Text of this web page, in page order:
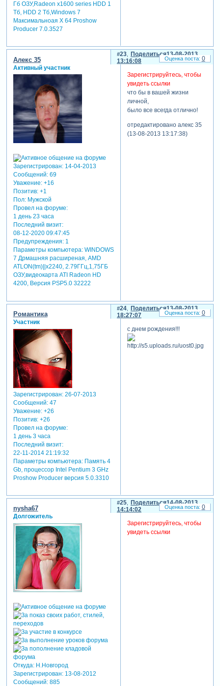
Гб ОЗУ,Radeon x1600 series HDD 1
Tб, HDD 2 Тб,Windows 7
Максимальноая X 64 Proshow
Producer 7.0.3527
Поделиться
23
13-08-2013
13:16:08
Алекс 35
Активный участник
Зарегистрирован: 14-04-2013
Сообщений:69
Уважение: +16
Позитив: +1
Пол:Мужской
Провел на форуме:
1 день 23 часа
Последний визит:
08-12-2020 09:47:45
Предупреждения:1
Параметры компьютера:WINDOWS
7 Дрмашняя расширеная, AMD
ATLON(tm)||x2240, 2.79ГГц,1,75ГБ
ОЗУ,видеокарта ATI Radeon HD
4200, Версия PSP5.0 32222
Зарегистрируйтесь, чтобы
увидеть ссылки
что бы в вашей жизни
личной,
было все всегда отлично!
отредактировано алекс 35
(13-08-2013 13:17:38)
0
Поделиться
24
13-08-2013
18:27:07
Романтика
Участник
Зарегистрирован: 26-07-2013
Сообщений:47
Уважение: +26
Позитив: +26
Провел на форуме:
1 день 3 часа
Последний визит:
22-11-2014 21:19:32
Параметры компьютера:Память 4
Gb, процессор Intel Pentium 3 GHz
Proshow Producer версия 5.0.3310
с днем рождения!!!
0
Поделиться
25
14-08-2013
14:14:02
nysha67
Долгожитель
Откуда:Н.Новгород
Зарегистрирован: 13-08-2012
Сообщений:885
Зарегистрируйтесь, чтобы
увидеть ссылки
0